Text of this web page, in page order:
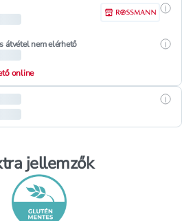
átvétel nem elérhető
online
jellemzők